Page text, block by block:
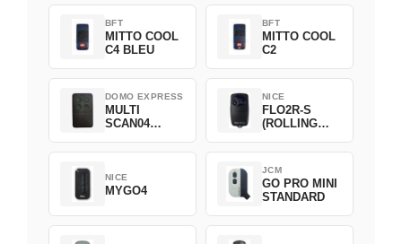
BFT
MITTO COOL
C4 BLEU
BFT
MITTO COOL
C2
DOMO EXPRESS
MULTI
SCAN04
NICE
FLO2R-S
(ROLLING
NICE
MYGO4
JCM
GO PRO MINI
STANDARD